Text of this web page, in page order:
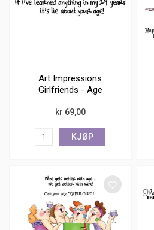
Art Impressions
Girlfriends - Age
kr 69,00
KJØP